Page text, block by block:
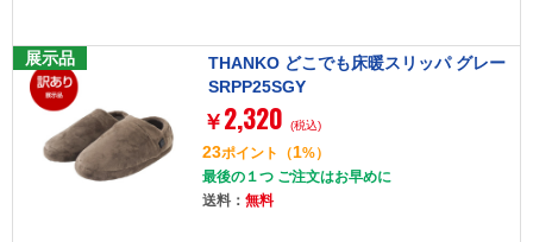
展示品
THANKO どこでも床暖スリッパ グレー
SRPP25SGY
￥ 2,320 (税込)
23ポイント （1%）
最後の１つ ご注文はお早めに
送料： 無料